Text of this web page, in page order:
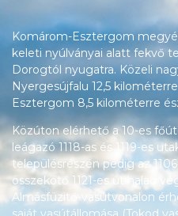
Komárom-Esztergom
keleti nyúlványai alatt fekvő
Dorogtól nyugatra. Közeli
Nyergesújfalu 12,5
Esztergom 8,5 kilométerre
Közúton elérhető a 10-es
leágazó 1118-as és 1119-es
településrészén pedig az
összekötő 1121-es út halad
Almásfüzitő-vasútvonalon